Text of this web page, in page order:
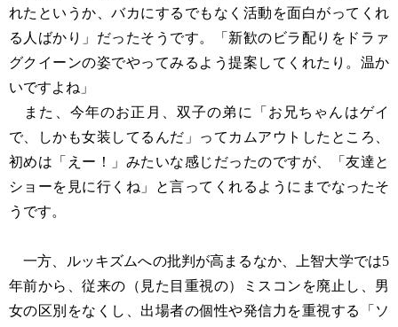
れたというか、バカにするでもなく活動を面白がってくれ
る人ばかり」だったそうです。「新歓のビラ配りをドラァ
グクイーンの姿でやってみるよう提案してくれたり。温か
いですよね」
また、今年のお正月、双子の弟に「お兄ちゃんはゲイ
で、しかも女装してるんだ」ってカムアウトしたところ、
初めは「えー！」みたいな感じだったのですが、「友達と
ショーを見に行くね」と言ってくれるようにまでなったそ
うです。
一方、ルッキズムへの批判が高まるなか、上智大学では5
年前から、従来の（見た目重視の）ミスコンを廃止し、男
女の区別をなくし、出場者の個性や発信力を重視する「ソ